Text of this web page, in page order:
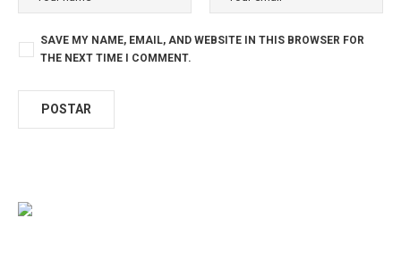
SAVE MY NAME, EMAIL, AND WEBSITE IN THIS BROWSER FOR
THE NEXT TIME I COMMENT.